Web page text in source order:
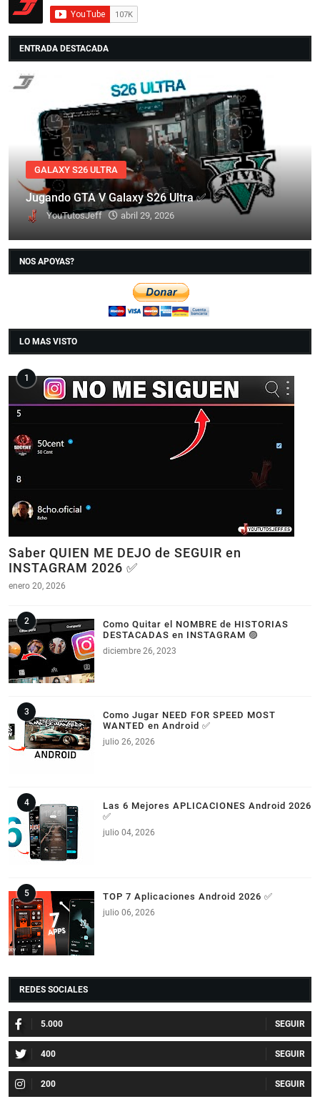
ENTRADA DESTACADA
GALAXY S26 ULTRA
Jugando GTA V Galaxy S26 Ultra ✅
YouTutosJeff abril 29, 2026
NOS APOYAS?
LO MAS VISTO
Saber QUIEN ME DEJO de SEGUIR en
INSTAGRAM 2026 ✅
enero 20, 2026
Como Quitar el NOMBRE de HISTORIAS
DESTACADAS en INSTAGRAM 🟣
diciembre 26, 2023
Como Jugar NEED FOR SPEED MOST
WANTED en Android ✅
julio 26, 2026
Las 6 Mejores APLICACIONES Android 2026
✅
julio 04, 2026
TOP 7 Aplicaciones Android 2026 ✅
julio 06, 2026
REDES SOCIALES
5.000
400
200